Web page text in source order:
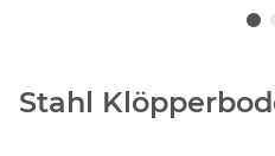
Stahl